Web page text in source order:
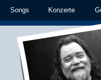
Songs Konzerte